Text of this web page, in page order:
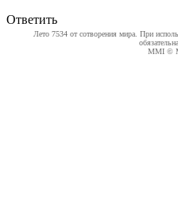
Ответить
Лето 7534 от сотворения мира. При
обязательна.
MMI ©